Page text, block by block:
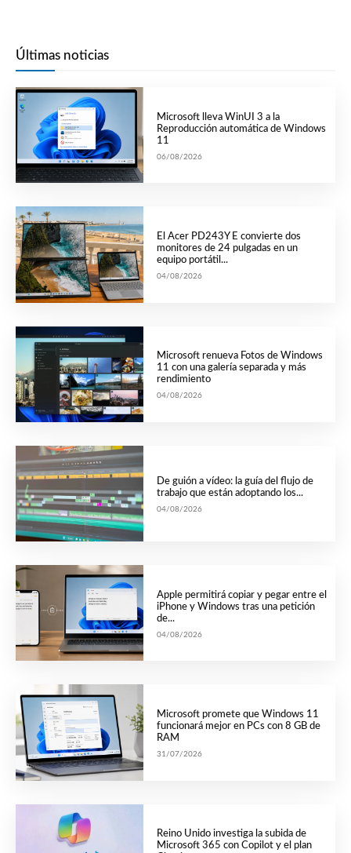
Últimas noticias
Microsoft lleva WinUI 3 a la
Reproducción automática de Windows
11
06/08/2026
El Acer PD243Y E convierte dos
monitores de 24 pulgadas en un
equipo portátil...
04/08/2026
Microsoft renueva Fotos de Windows
11 con una galería separada y más
rendimiento
04/08/2026
De guión a vídeo: la guía del flujo de
trabajo que están adoptando los...
04/08/2026
Apple permitirá copiar y pegar entre el
iPhone y Windows tras una petición
de...
04/08/2026
Microsoft promete que Windows 11
funcionará mejor en PCs con 8 GB de
RAM
31/07/2026
Reino Unido investiga la subida de
Microsoft 365 con Copilot y el plan